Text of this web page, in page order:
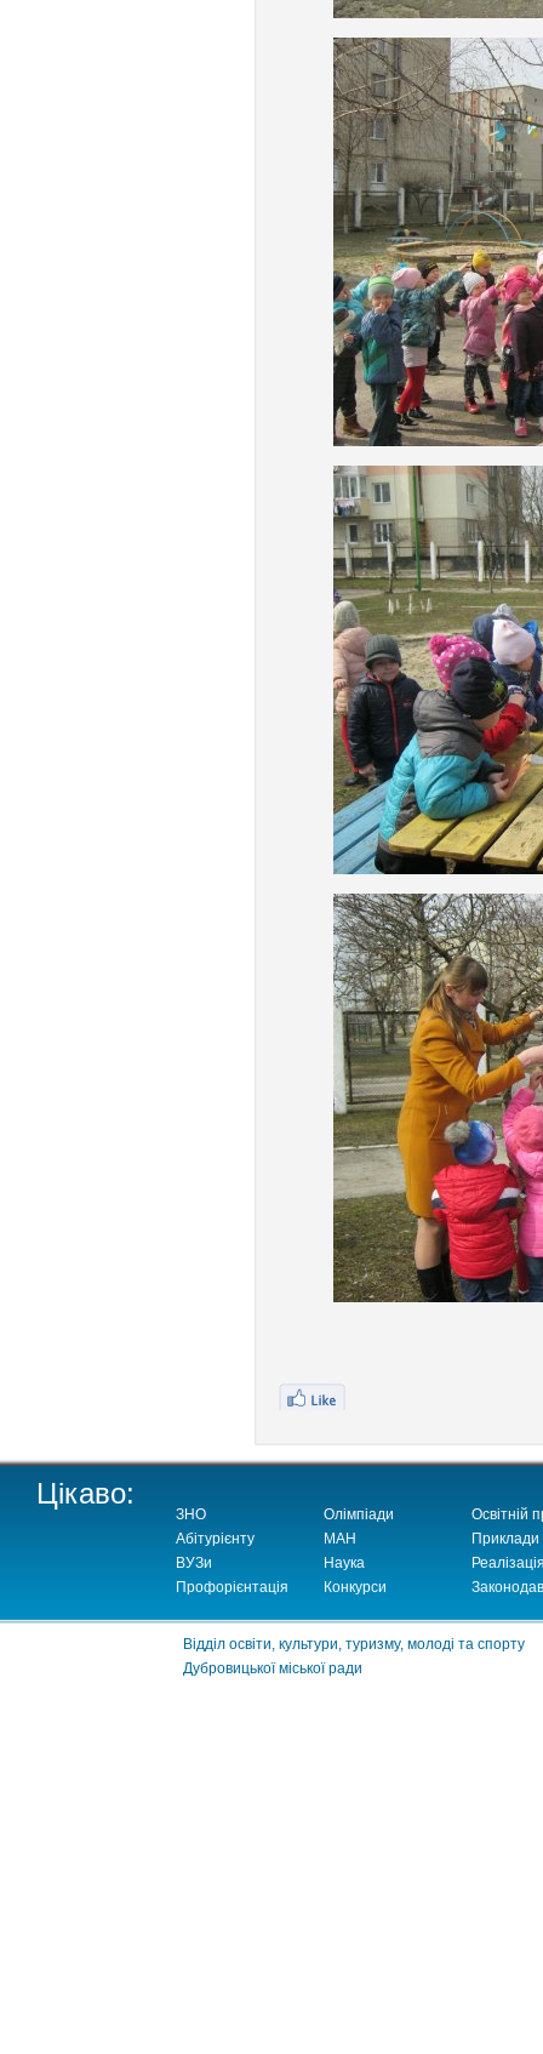
Цікаво:
ЗНО
Абітурієнту
ВУЗи
Профорієнтація
Олімпіади
МАН
Наука
Конкурси
Освітній
Приклади
Відділ освіти, культури, туризму, молоді та спорту
Дубровицької міської ради